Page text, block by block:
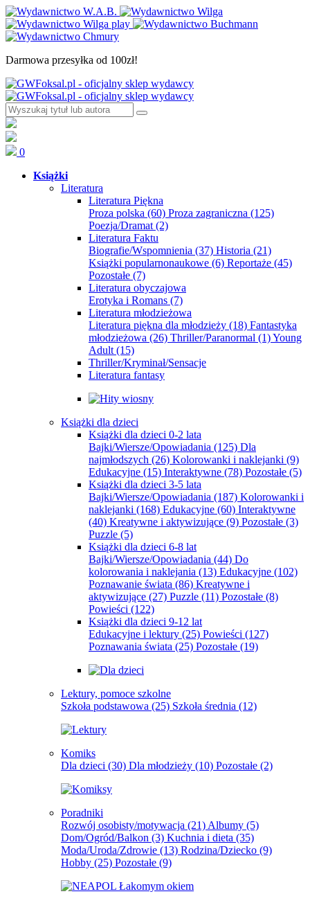
Darmowa przesyłka od 100zł!
0
Książki
Literatura
Literatura Piękna
Proza polska (60) Proza zagraniczna (125)
Poezja/Dramat (2)
Literatura Faktu
Biografie/Wspomnienia (37) Historia (21)
Książki popularnonaukowe (6) Reportaże (45)
Pozostałe (7)
Literatura obyczajowa
Erotyka i Romans (7)
Literatura młodzieżowa
Literatura piękna dla młodzieży (18) Fantastyka
młodzieżowa (26) Thriller/Paranormal (1)Young
Adult (15)
Thriller/Kryminał/Sensacje
Literatura fantasy
Książki dla dzieci
Książki dla dzieci 0-2 lata
Bajki/Wiersze/Opowiadania (125) Dla
najmłodszych (26) Kolorowanki i naklejanki (9)
Edukacyjne (15) Interaktywne (78) Pozostałe (5)
Książki dla dzieci 3-5 lata
Bajki/Wiersze/Opowiadania (187) Kolorowanki i
naklejanki (168) Edukacyjne (60) Interaktywne
(40) Kreatywne i aktywizujące (9) Pozostałe (3)
Puzzle (5)
Książki dla dzieci 6-8 lat
Bajki/Wiersze/Opowiadania (44) Do
kolorowania i naklejania (13) Edukacyjne (102)
Poznawanie świata (86) Kreatywne i
aktywizujące (27) Puzzle (11) Pozostałe (8)
Powieści (122)
Książki dla dzieci 9-12 lat
Edukacyjne i lektury (25) Powieści (127)
Poznawania świata (25) Pozostałe (19)
Lektury, pomoce szkolne
Szkoła podstawowa (25) Szkoła średnia (12)
Komiks
Dla dzieci (30) Dla młodzieży (10) Pozostałe (2)
Poradniki
Rozwój osobisty/motywacja (21) Albumy (5)
Dom/Ogród/Balkon (3) Kuchnia i dieta (35)
Moda/Uroda/Zdrowie (13) Rodzina/Dziecko (9)
Hobby (25) Pozostałe (9)